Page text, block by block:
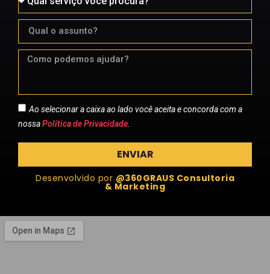
Ao selecionar a caixa ao lado você aceita e concorda com a
nossaPolítica de Privacidade
ENVIAR
Desenvolvido por @360GRAUS Consultoria
& Marketing